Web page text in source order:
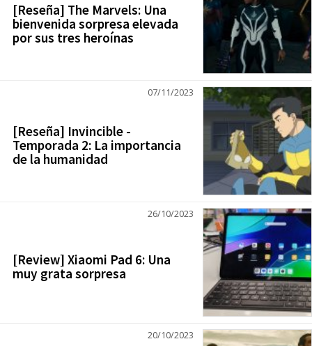
[Reseña] The Marvels: Una
bienvenida sorpresa elevada
por sus tres heroínas
07/11/2023
[Reseña] Invincible -
Temporada 2: La importancia
de la humanidad
26/10/2023
[Review] Xiaomi Pad 6: Una
muy grata sorpresa
20/10/2023